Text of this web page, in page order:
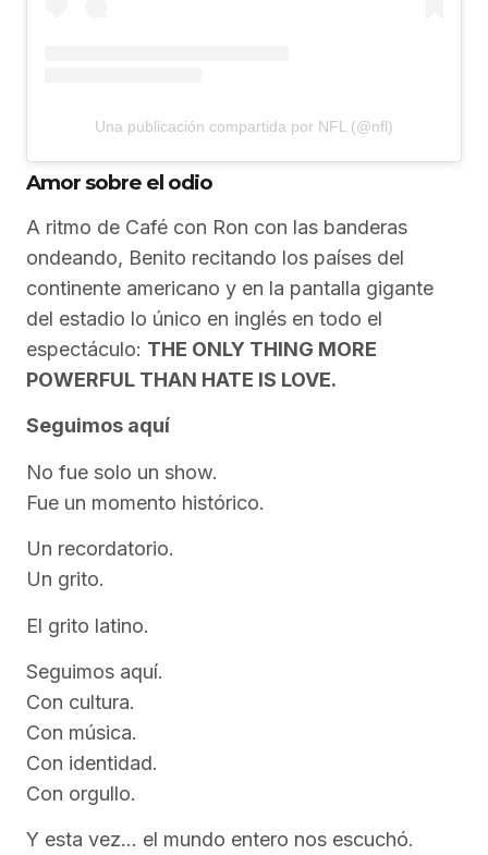
Una publicación compartida por NFL (@nfl)
Amor sobre el odio
A ritmo de Café con Ron con las banderas
ondeando, Benito recitando los países del
continente americano y en la pantalla gigante
del estadio lo único en inglés en todo el
espectáculo: THE ONLY THING MORE
POWERFUL THAN HATE IS LOVE.
Seguimos aquí
No fue solo un show.
Fue un momento histórico.
Un recordatorio.
Un grito.
El grito latino.
Seguimos aquí.
Con cultura.
Con música.
Con identidad.
Con orgullo.
Y esta vez… el mundo entero nos escuchó.